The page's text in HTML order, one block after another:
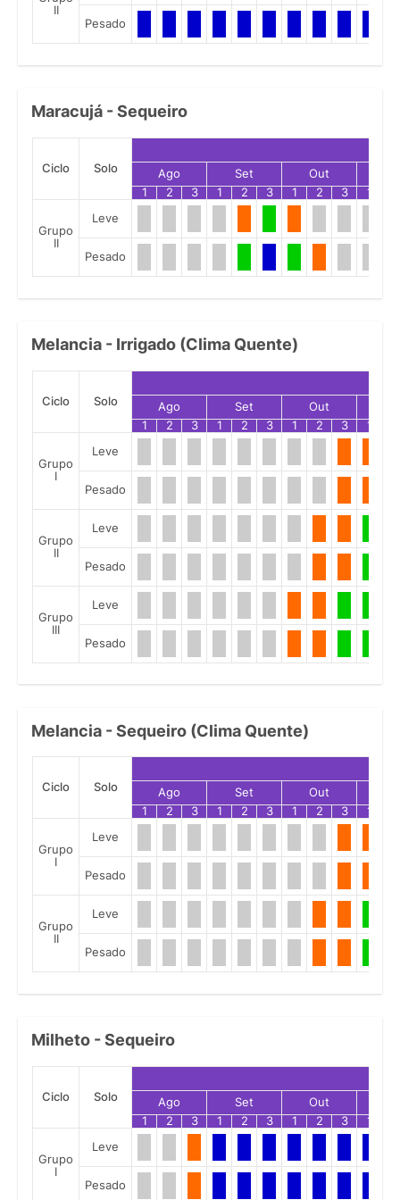
II
Pesado
Maracujá - Sequeiro
Ciclo Solo Ago Set Out
1
2 3 1 2 3 1 2 3 1
Grupo
II
Leve
Pesado
Melancia - Irrigado (Clima Quente)
Ciclo Solo Ago Set Out
1
2 3 1 2 3 1 2 3 1
Grupo
I
Leve
Pesado
Grupo
II
Leve
Pesado
Grupo
III
Leve
Pesado
Melancia - Sequeiro (Clima Quente)
Ciclo Solo Ago Set Out
1
2 3 1 2 3 1 2 3 1
Grupo
I
Leve
Pesado
Grupo
II
Leve
Pesado
Milheto - Sequeiro
Ciclo Solo Ago Set Out
1
2 3 1 2 3 1 2 3 1
Grupo
I
Leve
Pesado